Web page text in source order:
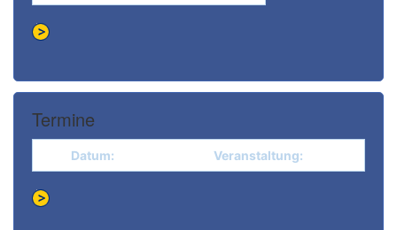
Termine
Datum: Veranstaltung: